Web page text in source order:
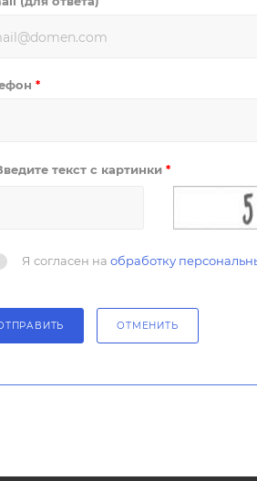
*
текст с картинки *
Я согласен на обработку
ОТМЕНИТЬ